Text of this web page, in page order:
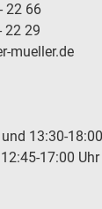
22 66
22 29
mueller.de
13:30-
17:00 Uhr